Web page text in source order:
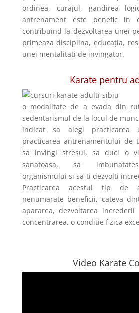
ordinea, curajul, gandirea
antrenament este benefic in
contribuind la dezvoltarea unei
primeaza disciplina, educația,
unei mentalitati de invingator.
Karate pentru
o modalitate de a evada din
sedentarismul de la locul de
indicat sa alegi practicarea
practicarea antrenamentului de
sa invingi stresul, sa duci o
sanatoasa, sa
organismului si sa-ti dezvolti
Practicarea acestui tip de
nenumarate beneficii, cateva
apararea, dezvoltarea
concentrarea, o conditie fizica
Video Karate